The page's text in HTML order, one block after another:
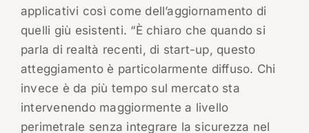
applicativi così come dell’aggiornamento di
quelli giù esistenti. “È chiaro che quando si
parla di realtà recenti, di start-up, questo
atteggiamento è particolarmente diffuso. Chi
invece è da più tempo sul mercato sta
intervenendo maggiormente a livello
perimetrale senza integrare la sicurezza nel